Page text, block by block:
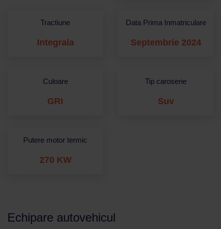
Tractiune
Integrala
Data Prima Inmatriculare
Septembrie 2024
Culoare
GRI
Tip caroserie
Suv
Putere motor termic
270 KW
Echipare autovehicul